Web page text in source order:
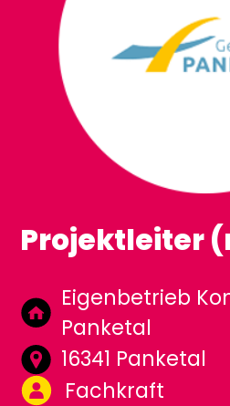
Projektleiter
Eigenbetrieb
Panketal
16341 Panketal
Fachkraft